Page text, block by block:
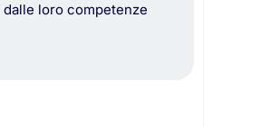
dalle loro competenze